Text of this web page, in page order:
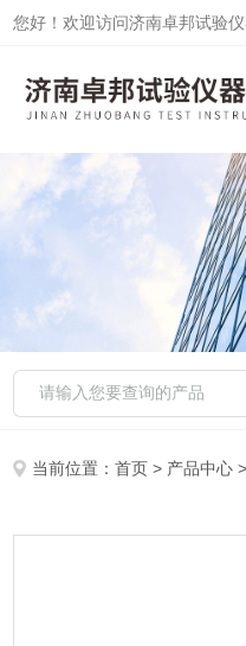
您好！欢迎访问济南卓邦试验
当前位置：首页 > 产品中心 >